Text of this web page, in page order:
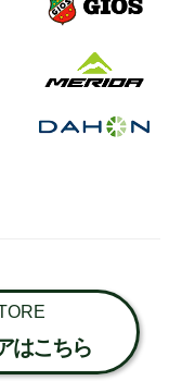
はこちら